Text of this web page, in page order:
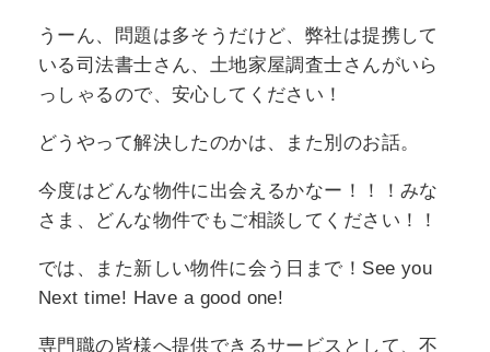
うーん、問題は多そうだけど、弊社は提携して
いる司法書士さん、土地家屋調査士さんがいら
っしゃるので、安心してください！
どうやって解決したのかは、また別のお話。
今度はどんな物件に出会えるかなー！！！みな
さま、どんな物件でもご相談してください！！
では、また新しい物件に会う日まで！See you
Next time! Have a good one!
専門職の皆様へ提供できるサービスとして、不